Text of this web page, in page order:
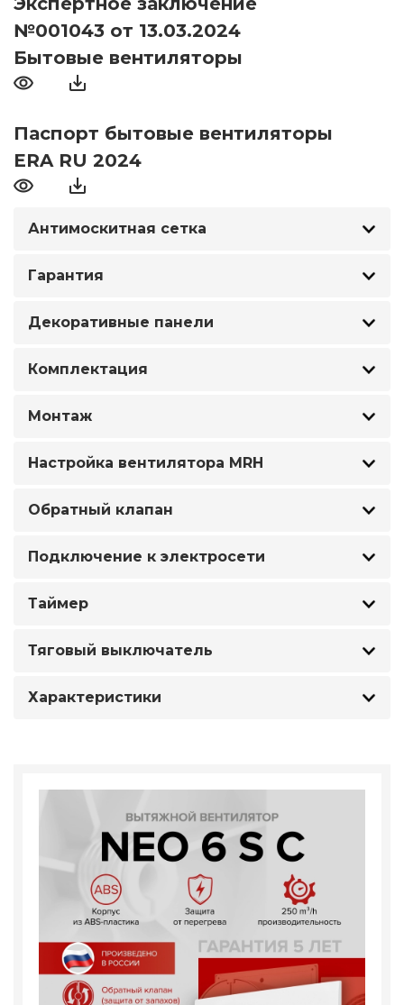
№001043 от 13.03.2024
Бытовые вентиляторы
Паспорт бытовые вентиляторы
ERA RU 2024
Антимоскитная сетка
Гарантия
Декоративные панели
Комплектация
Монтаж
Настройка вентилятора MRH
Обратный клапан
Подключение к электросети
Таймер
Тяговый выключатель
Характеристики